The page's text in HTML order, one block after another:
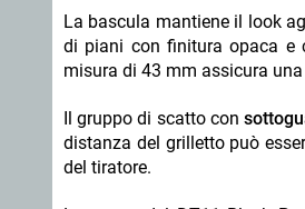
La bascula mantiene il look
di piani con finitura opaca e
misura di 43 mm assicura
Il gruppo di scatto con
distanza del grilletto può
del tiratore.